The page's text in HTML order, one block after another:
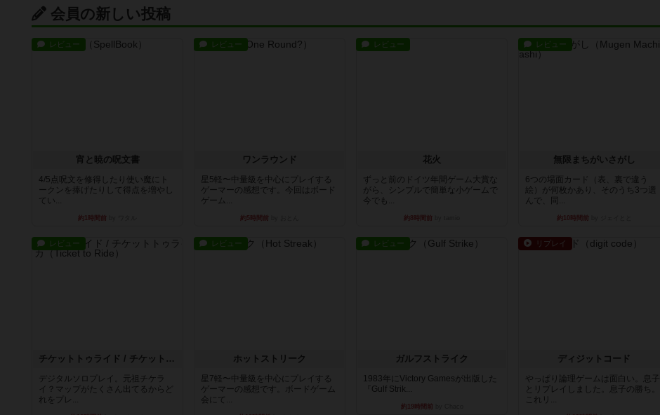
会員の新しい投稿
レビュー
宵と暁の呪文書
4/5点呪文を修得したり使い魔にト
ークンを捧げたりして得点を増やし
てい...
約1時間前
レビュー
ワンラウンド
星5軽〜中量級を中心にプレイする
ゲーマーの感想です。今回はボード
ゲーム...
約5時間前
レビュー
花火
ずっと前のドイツ年間ゲーム大賞な
がら、シンプルで簡単な小ゲームで
今でも...
約8時間前
レビュー
無限まちがいさがし
6つの場面カード（表、裏で違う
絵）が何枚かあり、そのうち3つ選
んで、同...
約10時間前
レビュー
チケットトゥライド / チケットトゥライドアメリカ
デジタルソロプレイ。元祖チケラ
イ？マップがたくさん出てるからど
れをプレ...
レビュー
ホットストリーク
星7軽〜中量級を中心にプレイする
ゲーマーの感想です。ボードゲーム
会にて...
レビュー
ガルフストライク
1983年にVictory Gamesが出版した
『Gulf Strik...
約19時間前
リプレイ
ディジットコード
やっぱり論理ゲームは面白い。息子
とリプレイしました。息子の勝ち。
これリ...